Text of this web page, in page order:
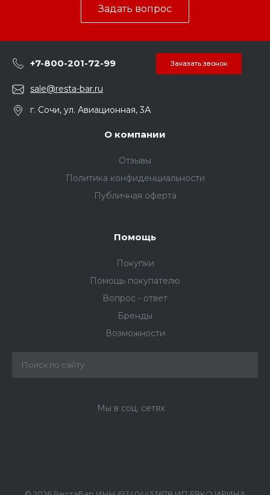
Задать вопрос
+7-800-201-72-99 Заказать звонок
sale@resta-bar.ru
г. Сочи, ул. Авиационная, 3А
О компании
Отзывы
Политика конфиденциальности
Публичная оферта
Помощь
Покупки
Помощь покупателю
Вопрос - ответ
Бренды
Возможности
Мы в соц. сетях